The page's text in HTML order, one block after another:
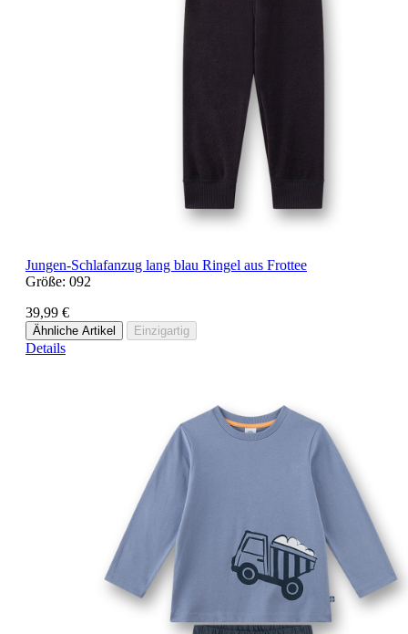
Jungen-Schlafanzug lang blau Ringel aus Frottee
Größe: 092
39,99 €
Ähnliche Artikel Einzigartig
Details